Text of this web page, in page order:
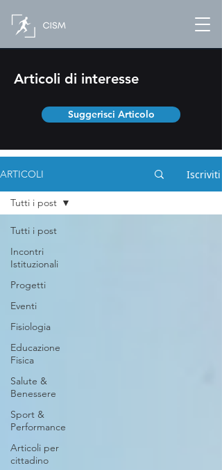
Articoli di interesse
Suggerisci Articolo
ARTICOLI Iscriviti
Tutti i post
Incontri
Istituzionali
Progetti
Eventi
Fisiologia
Educazione
Fisica
Salute &
Benessere
Sport &
Performance
Articoli per
cittadino
Tutti i post